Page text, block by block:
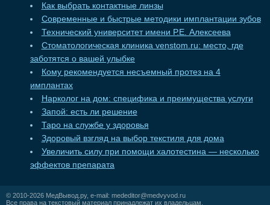
Как выбрать контактные линзы
Современные и быстрые методики имплантации зубов
Технический университет имени Р.Е. Алексеева
Стоматологическая клиника venstom.ru: место, где
заботятся о вашей улыбке
Кому рекомендуется несъемный протез на 4
имплантах
Нарколог на дом: специфика и преимущества услуги
Запой: есть ли решение
Таро на службе у здоровья
Здоровый взгляд на выбор текстиля для дома
Увеличить силу при помощи халотестина — несколько
эффектов препарата
© 2010-2026 МедВывод.ру, e-mail: mededitor@medvyvod.ru
Все права на текстовый материал принадлежат их владельцам.